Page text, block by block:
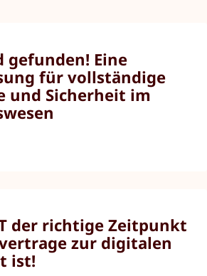
gefunden! Eine
für vollständige
und Sicherheit im
der richtige Zeitpunkt
zur digitalen
ist!